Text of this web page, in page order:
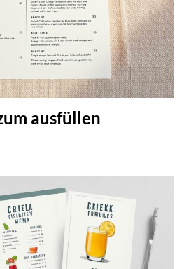
ausfüllen